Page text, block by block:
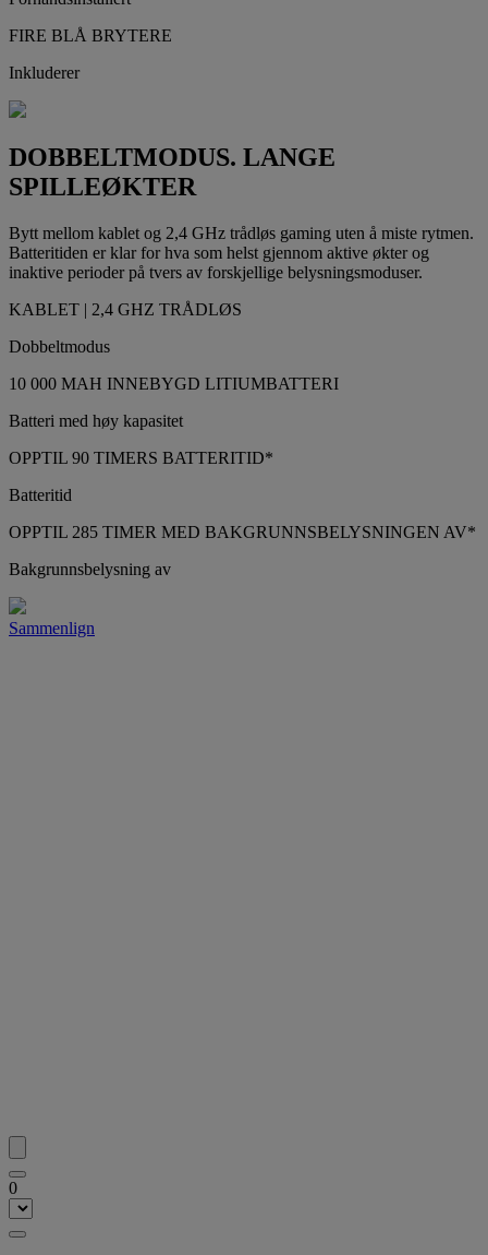
FIRE BLÅ BRYTERE
Inkluderer
DOBBELTMODUS. LANGE
SPILLEØKTER
Bytt mellom kablet og 2,4 GHz trådløs gaming uten å miste rytmen.
Batteritiden er klar for hva som helst gjennom aktive økter og
inaktive perioder på tvers av forskjellige belysningsmoduser.
KABLET | 2,4 GHZ TRÅDLØS
Dobbeltmodus
10 000 MAH INNEBYGD LITIUMBATTERI
Batteri med høy kapasitet
OPPTIL 90 TIMERS BATTERITID*
Batteritid
OPPTIL 285 TIMER MED BAKGRUNNSBELYSNINGEN AV*
Bakgrunnsbelysning av
Sammenlign
0